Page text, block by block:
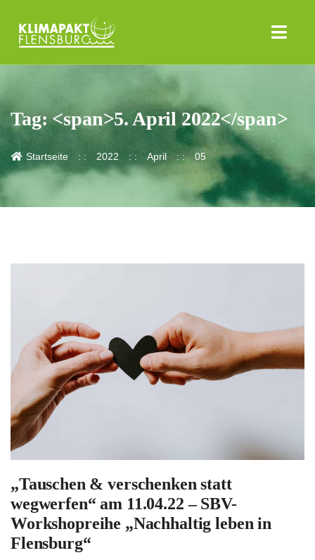
Tag: <span>5. April 2022</span>
Startseite 2022 April 05
„Tauschen & verschenken statt
wegwerfen“ am 11.04.22 – SBV-
Workshopreihe „Nachhaltig leben in
Flensburg“